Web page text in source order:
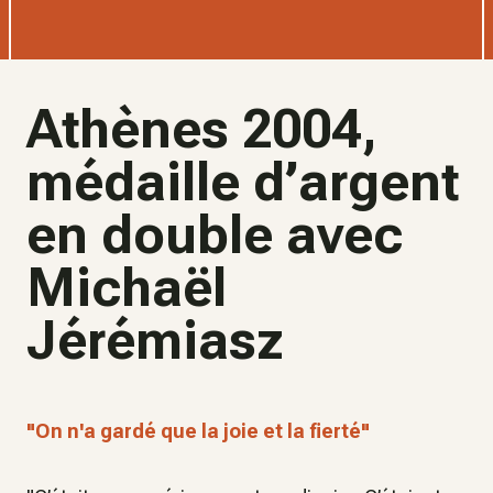
Athènes 2004,
médaille d’argent
en double avec
Michaël
Jérémiasz
"On n'a gardé que la joie et la fierté"